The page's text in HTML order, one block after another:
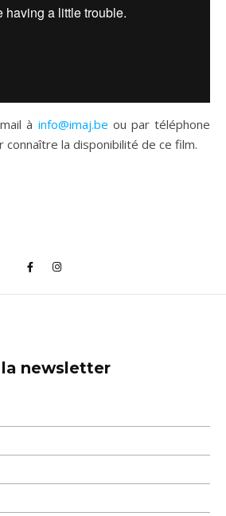
à info@imaj.be ou par téléphone
connaître la disponibilité de ce film.
la newsletter